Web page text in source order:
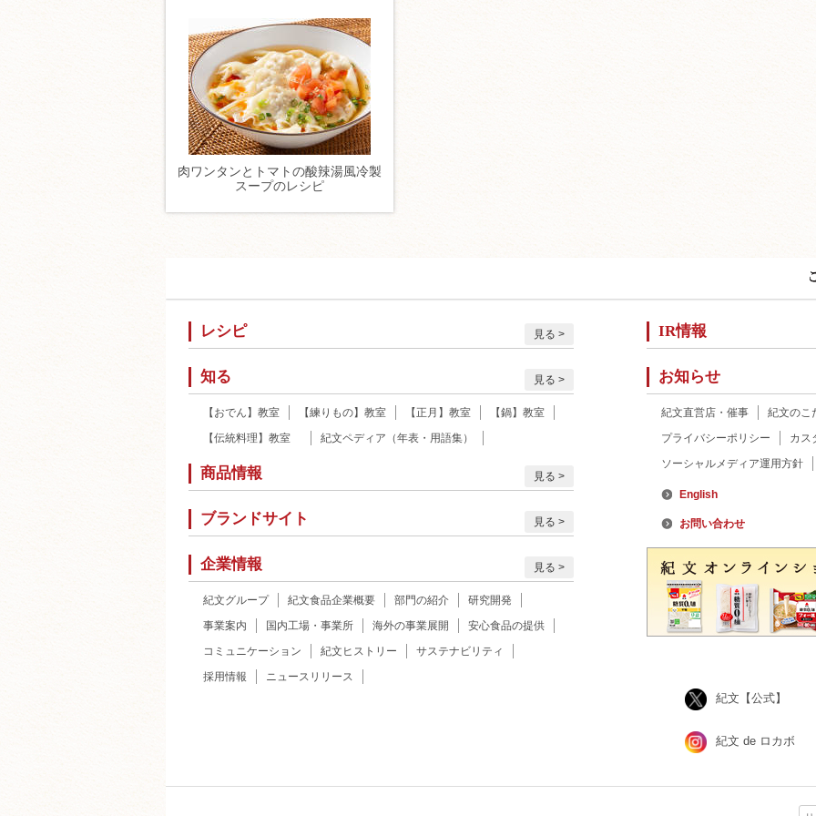
肉ワンタンとトマトの酸辣湯風冷製
スープのレシピ
レシピ 見る
知る 見る
【おでん】教室 【練りもの】教室 【正月】教室
【鍋】教室
【伝統料理】教室
紀文ペディア（年表・用語集）
商品情報 見る
ブランドサイト 見る
企業情報 見る
紀文グループ 紀文食品企業概要 部門の紹介
研究開発
事業案内
国内工場・事業所 海外の事業展開
安心食品の提供
コミュニケーション
紀文ヒストリー
サステナビリティ
採用情報
ニュースリリース
IR情報
お知らせ
紀文直営店・催事
紀文のこ
プライバシーポリシー
カス
ソーシャルメディア運用方針
English
お問い合わせ
紀文【公式】
紀文 de ロカボ